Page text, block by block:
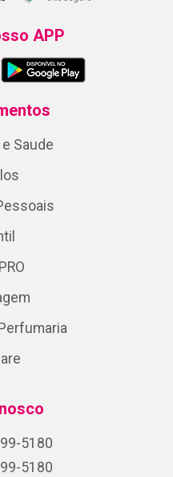
APP
Saude
5180
5180